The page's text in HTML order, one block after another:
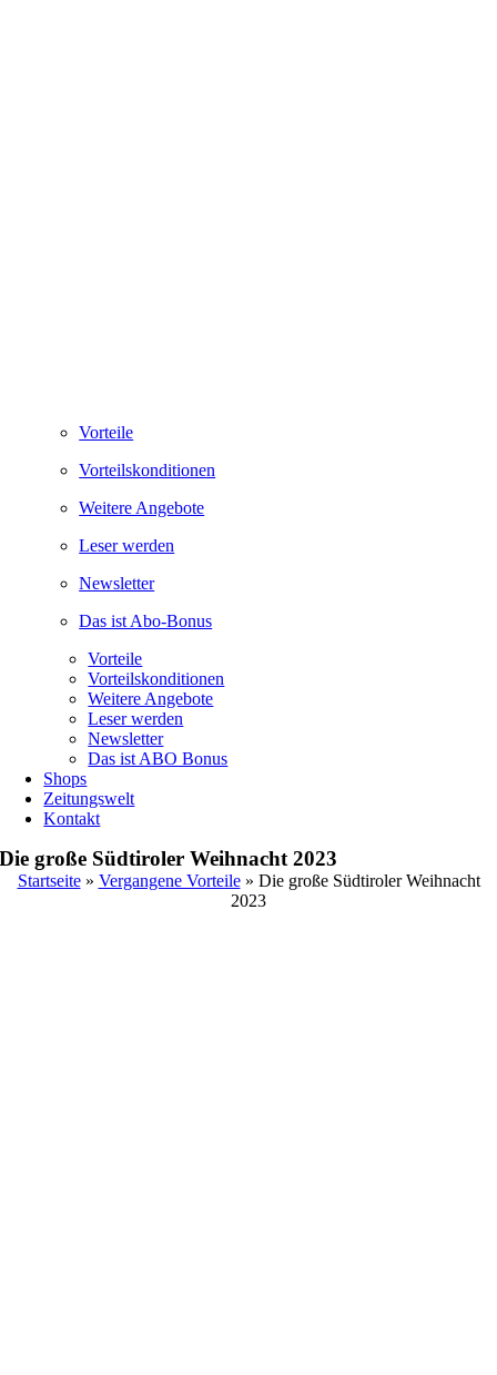
Vorteile
Vorteilskonditionen
Weitere Angebote
Leser werden
Newsletter
Das ist Abo-Bonus
Vorteile
Vorteilskonditionen
Weitere Angebote
Leser werden
Newsletter
Das ist ABO Bonus
Shops
Zeitungswelt
Kontakt
Die große Südtiroler Weihnacht 2023
Startseite» Vergangene Vorteile» Die große Südtiroler Weihnacht
2023